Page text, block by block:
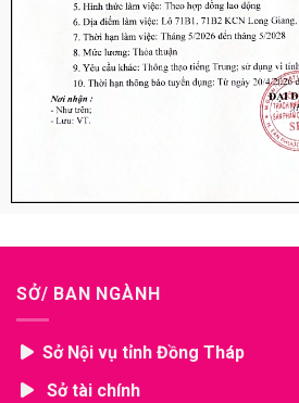
SỞ/ BAN NGÀNH
Sở Nội vụ tỉnh Đồng Tháp
Sở tài chính